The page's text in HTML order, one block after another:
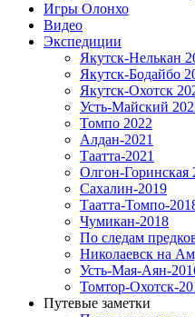
Игры Олонхо
Видео
Экспедиции
Якутск-Нелькан
Якутск-Бодайбо
Якутск-Охотск
Усть-Майский
Томпо 2022
Алдан-2021
Таатта-2021
Олгон-Горинская
Сахалин-2019
Таатта-Томпо-
Чумикан-2018
По следам
Николаевск на
Усть-Мая-Аян-
Томтор-Охотск-
Путевые заметки